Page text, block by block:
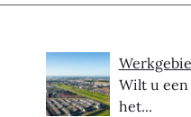
Wilt u
het...